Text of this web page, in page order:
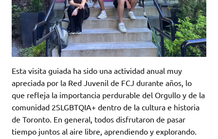
Esta visita guiada ha sido una actividad anual muy
apreciada por la Red Juvenil de FCJ durante años, lo
que refleja la importancia perdurable del Orgullo y de la
comunidad 2SLGBTQIA+ dentro de la cultura e historia
de Toronto. En general, todos disfrutaron de pasar
tiempo juntos al aire libre, aprendiendo y explorando.